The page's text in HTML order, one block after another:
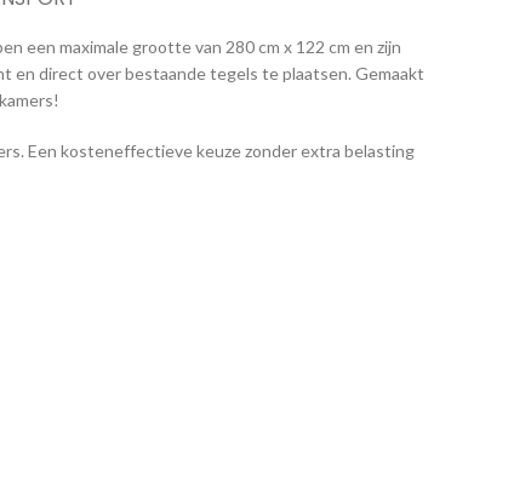
een maximale grootte van 280 cm x 122 cm en zijn
en direct over bestaande tegels te plaatsen. Gemaakt
Een kosteneffectieve keuze zonder extra belasting